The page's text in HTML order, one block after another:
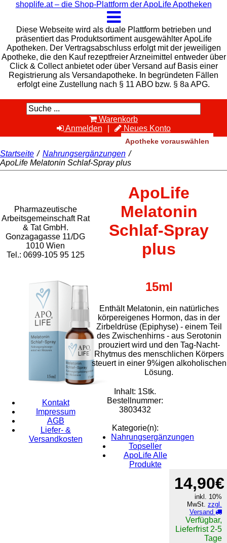
shoplife.at – die Shop-Plattform der ApoLife Apotheken
Diese Webseite wird als duale Plattform betrieben und
präsentiert das Produktsortiment ausgewählter ApoLife
Apotheken. Der Vertragsabschluss erfolgt mit der jeweiligen
Apotheke, die den Kauf rezeptfreier Arzneimittel entweder über
Click & Collect anbietet oder über Versand auf Basis einer
Registrierung als Versandapotheke. In begründeten Fällen
erfolgt eine Zustellung nach § 11 ABO bzw. § 8a APG.
Warenkorb
Anmelden
Neues Konto
Apotheke vorauswählen
Startseite / Nahrungsergänzungen /
ApoLife Melatonin Schlaf-Spray plus
ApoLife
Melatonin
Schlaf-Spray
plus
15ml
Enthält Melatonin, ein natürliches
körpereigenes Hormon, das in der
Zirbeldrüse (Epiphyse) - einem Teil
des Zwischenhirns - aus Serotonin
prouziert wird und den Tag-Nacht-
Rhytmus des menschlichen Körpers
steuert in einer 9%igen alkoholischen
Lösung.
Inhalt: 1Stk.
Bestellnummer:
3803432
Kategorie(n):
Nahrungsergänzungen
Topseller
ApoLife Alle
Produkte
14,90€
inkl. 10%
MwSt. zzgl.
Versand
Verfügbar,
Lieferfrist 2-5
Tage
Pharmazeutische
Arbeitsgemeinschaft Rat
& Tat GmbH.
Gonzagagasse 11/DG
1010 Wien
Tel.: 0699-105 95 125
Kontakt
Impressum
AGB
Liefer- &
Versandkosten